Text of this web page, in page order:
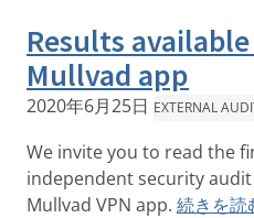
Results
Mullvad app
2020年6月25日 EXTERNAL
We invite you to read the
independent security
Mullvad VPN app. 続きを読